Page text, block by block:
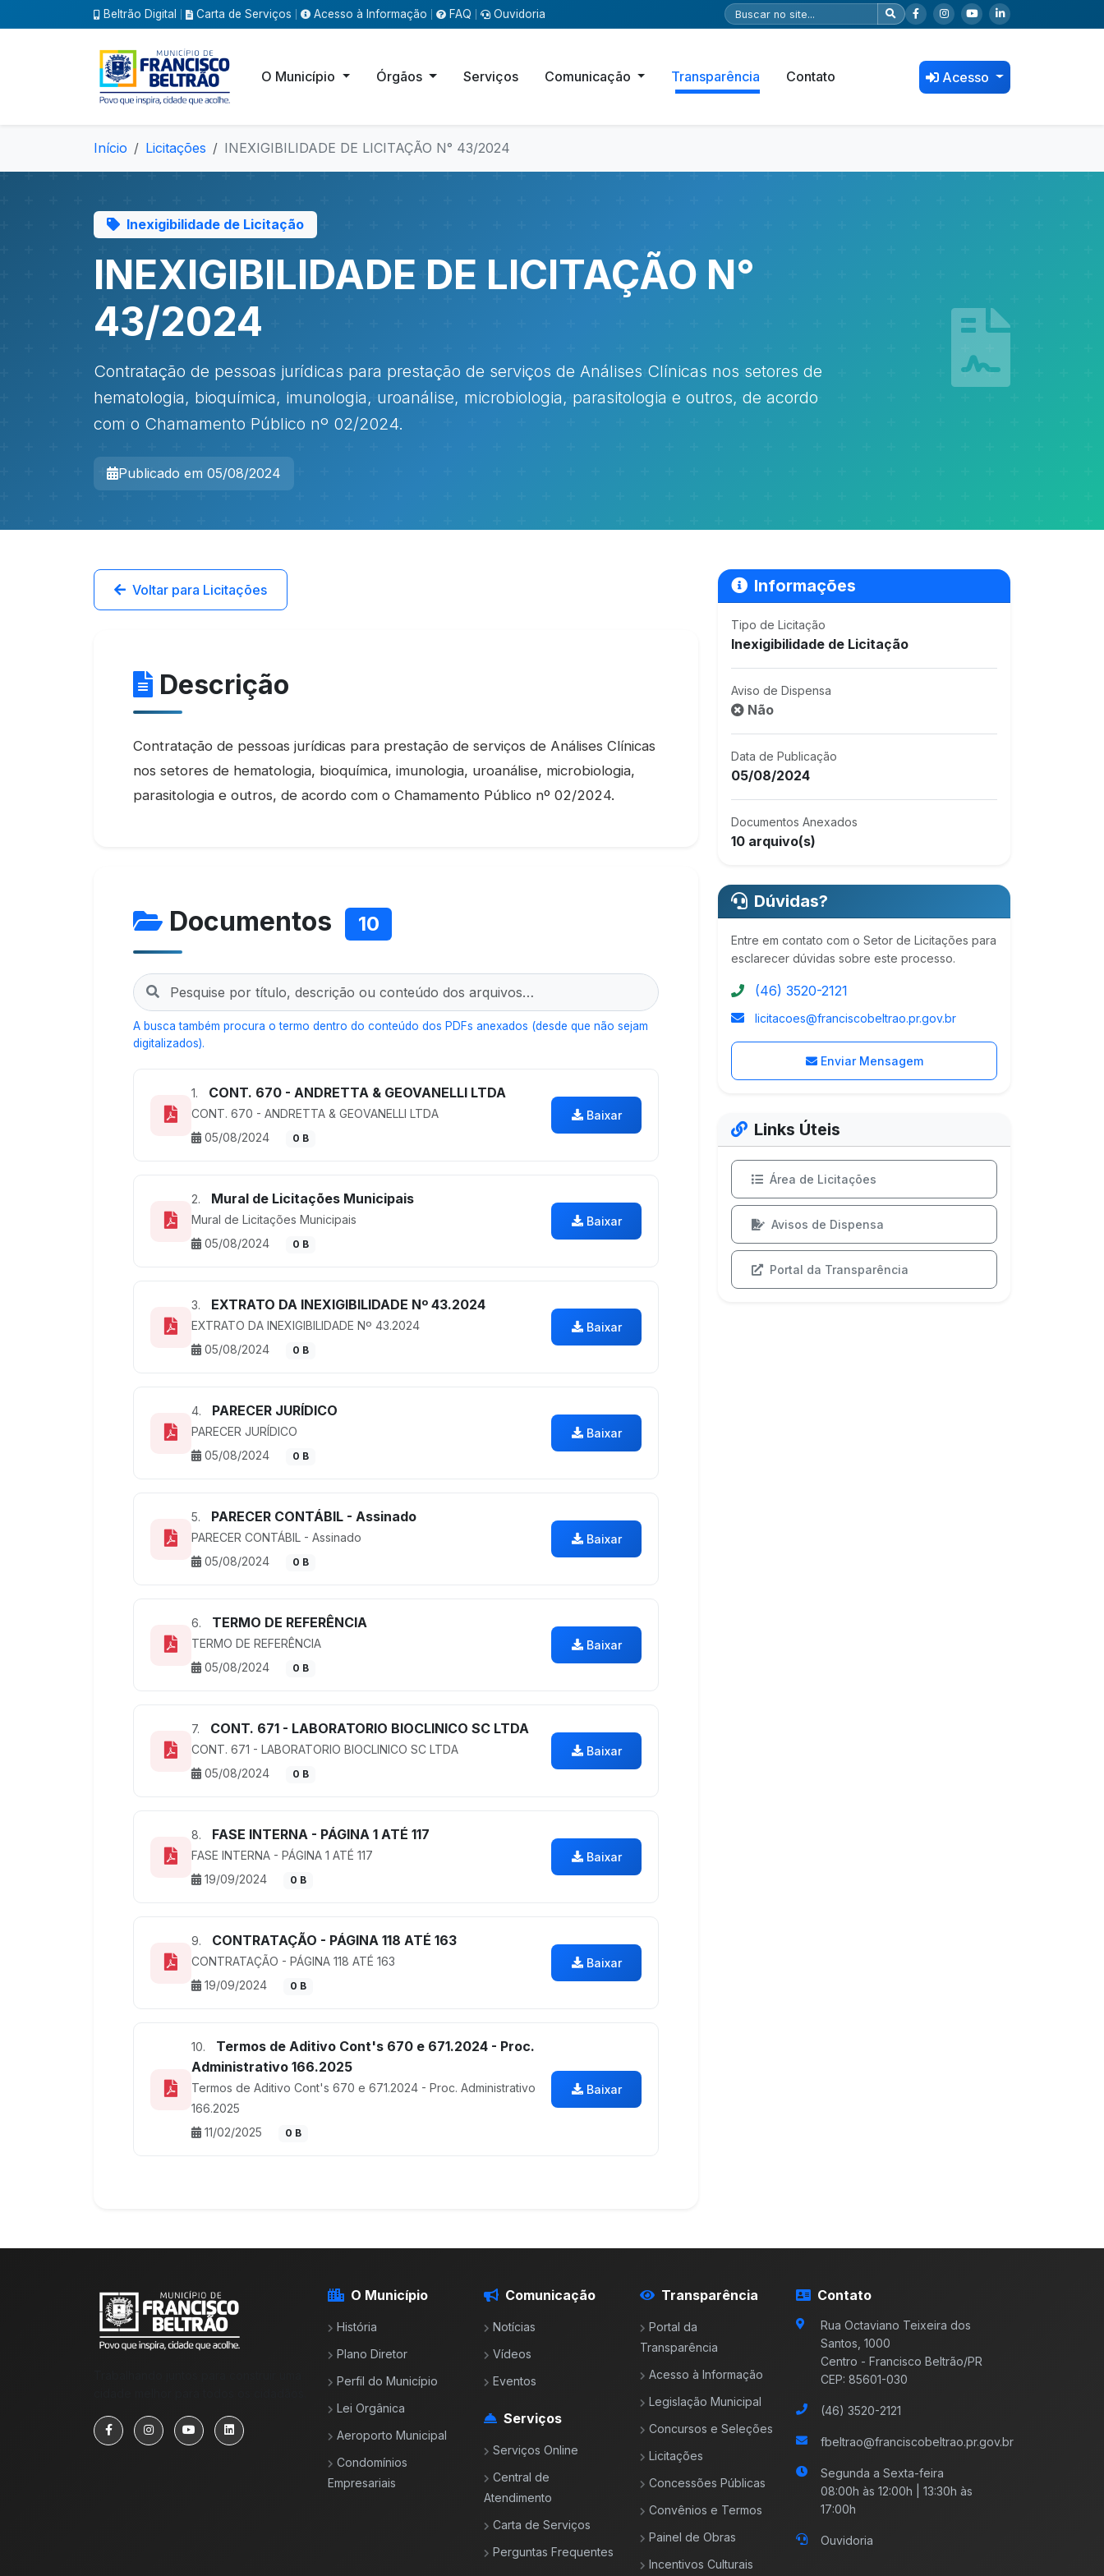
Beltrão Digital Carta de Serviços Acesso à Informação FAQ Ouvidoria
O Município Órgãos Serviços Comunicação Transparência Contato Acesso
Início Licitações INEXIGIBILIDADE DE LICITAÇÃO N° 43/2024
Inexigibilidade de Licitação
INEXIGIBILIDADE DE LICITAÇÃO N°
43/2024
Contratação de pessoas jurídicas para prestação de serviços de Análises Clínicas nos setores de
hematologia, bioquímica, imunologia, uroanálise, microbiologia, parasitologia e outros, de acordo
com o Chamamento Público nº 02/2024.
Publicado em 05/08/2024
Voltar para Licitações
Descrição
Contratação de pessoas jurídicas para prestação de serviços de Análises Clínicas
nos setores de hematologia, bioquímica, imunologia, uroanálise, microbiologia,
parasitologia e outros, de acordo com o Chamamento Público nº 02/2024.
Documentos 10
A busca também procura o termo dentro do conteúdo dos PDFs anexados (desde que não sejam
digitalizados).
1. CONT. 670 - ANDRETTA & GEOVANELLI LTDA
CONT. 670 - ANDRETTA & GEOVANELLI LTDA
05/08/2024
0 B
Baixar
2. Mural de Licitações Municipais
Mural de Licitações Municipais
05/08/2024
0 B
Baixar
3. EXTRATO DA INEXIGIBILIDADE Nº 43.2024
EXTRATO DA INEXIGIBILIDADE Nº 43.2024
05/08/2024
0 B
Baixar
4. PARECER JURÍDICO
PARECER JURÍDICO
05/08/2024
0 B
Baixar
5. PARECER CONTÁBIL - Assinado
PARECER CONTÁBIL - Assinado
05/08/2024
0 B
Baixar
6. TERMO DE REFERÊNCIA
TERMO DE REFERÊNCIA
05/08/2024
0 B
Baixar
7. CONT. 671 - LABORATORIO BIOCLINICO SC LTDA
CONT. 671 - LABORATORIO BIOCLINICO SC LTDA
05/08/2024
0 B
Baixar
8. FASE INTERNA - PÁGINA 1 ATÉ 117
FASE INTERNA - PÁGINA 1 ATÉ 117
19/09/2024
0 B
Baixar
9. CONTRATAÇÃO - PÁGINA 118 ATÉ 163
CONTRATAÇÃO - PÁGINA 118 ATÉ 163
19/09/2024
0 B
Baixar
10.
Termos de Aditivo Cont's 670 e 671.2024 - Proc.
Administrativo 166.2025
Termos de Aditivo Cont's 670 e 671.2024 - Proc. Administrativo
166.2025
11/02/2025
0 B
Baixar
Informações
Tipo de Licitação
Inexigibilidade de Licitação
Aviso de Dispensa
Não
Data de Publicação
05/08/2024
Documentos Anexados
10 arquivo(s)
Dúvidas?
Entre em contato com o Setor de Licitações para
esclarecer dúvidas sobre este processo.
(46) 3520-2121
licitacoes@franciscobeltrao.pr.gov.br
Enviar Mensagem
Links Úteis
Área de Licitações
Avisos de Dispensa
Portal da Transparência
O Município
História
Plano Diretor
Perfil do Município
Lei Orgânica
Aeroporto Municipal
Condomínios
Empresariais
Comunicação
Notícias
Vídeos
Eventos
Serviços
Serviços Online
Central de
Atendimento
Carta de Serviços
Perguntas Frequentes
Transparência
Portal da
Transparência
Acesso à Informação
Legislação Municipal
Concursos e Seleções
Licitações
Concessões Públicas
Convênios e Termos
Painel de Obras
Incentivos Culturais
Contato
Rua Octaviano Teixeira dos
Santos, 1000
Centro - Francisco Beltrão/PR
CEP: 85601-030
(46) 3520-2121
fbeltrao@franciscobeltrao.pr.gov.br
Segunda a Sexta-feira
08:00h às 12:00h | 13:30h às
17:00h
Ouvidoria